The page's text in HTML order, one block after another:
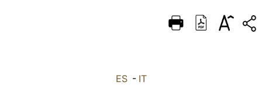
DEUTSCH
ES- IT